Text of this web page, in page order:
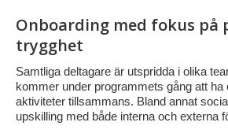
Onboarding med fokus på
trygghet
Samtliga deltagare är utspridda i olika
kommer under programmets gång att
aktiviteter tillsammans. Bland annat
upskilling med både interna och externa